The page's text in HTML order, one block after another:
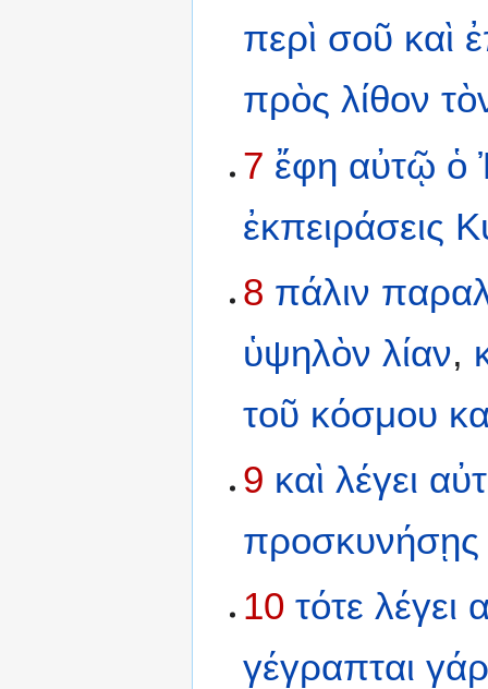
περὶ σοῦ καὶ
πρὸς λίθον
7 ἔφη αὐτῷ ὁ
ἐκπειράσεις
8 πάλιν
ὑψηλὸν λίαν,
τοῦ κόσμου
9 καὶ λέγει
προσκυνήσῃς
10 τότε λέγει
γέγραπται